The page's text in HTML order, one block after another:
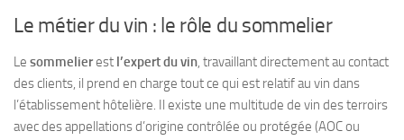
Le métier du vin : le rôle du sommelier
Le sommelierest l’expert du vin, travaillant directementau contact
des clients, il prend en charge tout ce qui est relatif au vin dans
l’établissement hôtelière. Il existe une multitude de vin des terroirs
avec des appellations d’origine contrôlée ou protégée (AOC ou